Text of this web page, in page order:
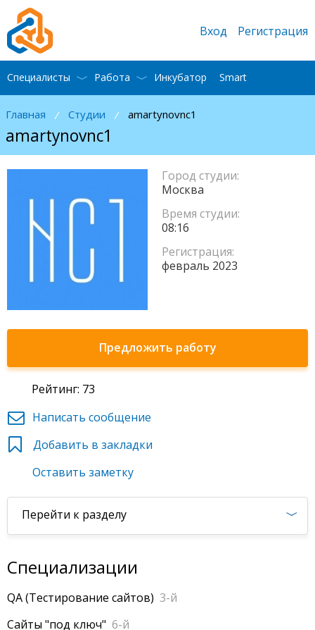
Главная / Студии / amartynovnc1
amartynovnc1
Город студии:
Москва
Время студии:
08:16
Регистрация:
февраль 2023
Предложить работу
Рейтинг: 73
Написать сообщение
Добавить в закладки
Оставить заметку
Перейти к разделу
Специализации
QA (Тестирование сайтов) 3-й
Сайты "под ключ" 6-й
Вход Регистрация
Специалисты Работа Инкубатор Smart